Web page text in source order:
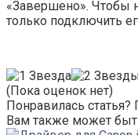
«Завершено». Чтобы
только подключить
(Пока оценок нет)
Понравилась статья?
Вам также может